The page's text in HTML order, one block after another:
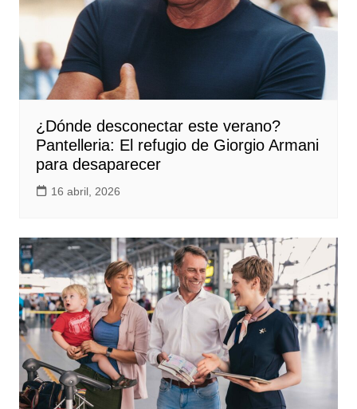
¿Dónde desconectar este verano?
Pantelleria: El refugio de Giorgio Armani
para desaparecer
16 abril, 2026